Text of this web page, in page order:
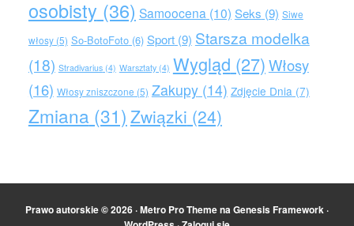
osobisty (36) Samoocena (10) Seks (9) Siwe
włosy(5) So-BotoFoto(6) Sport(9) Starsza modelka
(18) Stradivarius(4) Warsztaty(4) Wygląd (27)Włosy
(16) Włosy zniszczone (5) Zakupy(14) Zdjęcie Dnia (7)
Zmiana (31) Związki (24)
Prawo autorskie © 2026 ·Metro Pro Themena Genesis Framework ·